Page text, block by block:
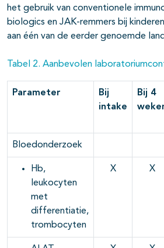
het gebruik van conventionele
biologics en JAK-remmers bij
aan één van de eerder genoemde
Tabel 2. Aanbevolen
Parameter
Bij
intake
Bij 4
Bloedonderzoek
Hb,
leukocyten
met
differentiatie,
trombocyten
X X